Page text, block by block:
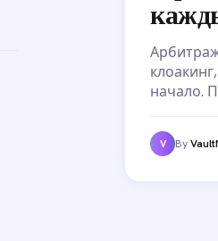
начало.
V By